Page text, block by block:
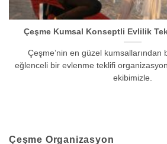
Çeşme Kumsal Konseptli Evlilik
Çeşme’nin en güzel kumsallarından
eğlenceli bir evlenme teklifi
ekibimizle.
Çeşme Organizasyon